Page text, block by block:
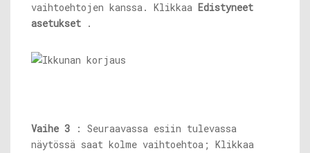
vaihtoehtojen kanssa. Klikkaa Edistyneet
asetukset .
Vaihe 3 : Seuraavassa esiin tulevassa
näytössä saat kolme vaihtoehtoa; Klikkaa